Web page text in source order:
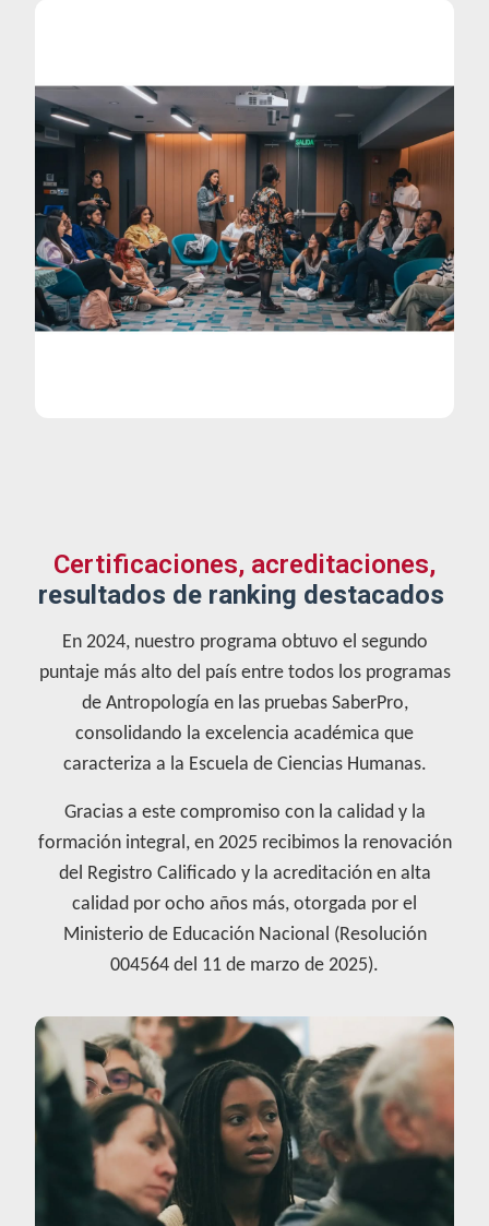
Certificaciones, acreditaciones,
resultados de ranking destacados
En 2024, nuestro programa obtuvo el segundo
puntaje más alto del país entre todos los programas
de Antropología en las pruebas SaberPro,
consolidando la excelencia académica que
caracteriza a la Escuela de Ciencias Humanas.
Gracias a este compromiso con la calidad y la
formación integral, en 2025 recibimos la renovación
del Registro Calificado y la acreditación en alta
calidad por ocho años más, otorgada por el
Ministerio de Educación Nacional (Resolución
004564 del 11 de marzo de 2025).